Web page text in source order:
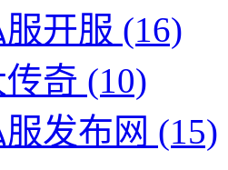
开服 (16)
奇 (10)
发布网 (15)